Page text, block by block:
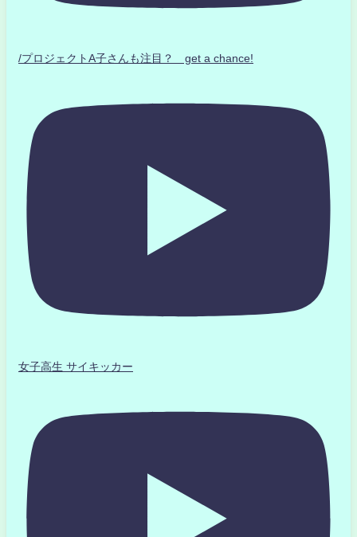
/プロジェクトA子さんも注目？ get a chance!
女子高生 サイキッカー